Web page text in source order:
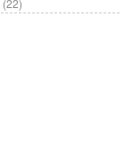
(22)